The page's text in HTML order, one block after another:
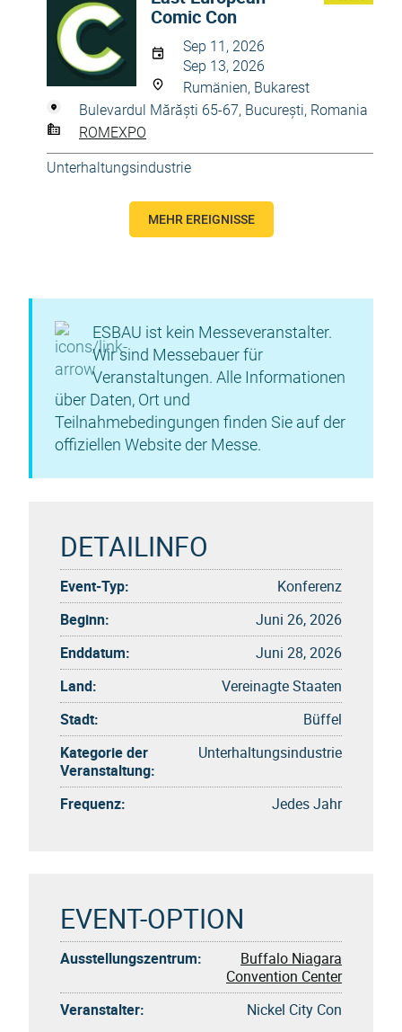
Comic Con
Sep 11, 2026
Sep 13, 2026
Rumänien, Bukarest
Bulevardul Mărăști 65-67, București, Romania
ROMEXPO
Unterhaltungsindustrie
MEHR EREIGNISSE
ESBAU ist kein Messeveranstalter.
Wir sind Messebauer für
Veranstaltungen. Alle Informationen
über Daten, Ort und
Teilnahmebedingungen finden Sie auf der
offiziellen Website der Messe.
DETAILINFO
Event-Typ:
Konferenz
Beginn:
Juni 26, 2026
Enddatum:
Juni 28, 2026
Land:
Vereinagte Staaten
Stadt:
Büffel
Kategorie der
Veranstaltung:
Unterhaltungsindustrie
Frequenz: Jedes Jahr
EVENT-OPTION
Ausstellungszentrum:
Buffalo Niagara
Convention Center
Veranstalter:
Nickel City Con